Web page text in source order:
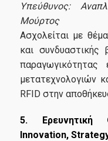
Υπεύθυνος:
Μούρτος
Ασχολείται με
και συνδυαστικής
παραγωγικότητας
μετατεχνολογιών
RFID στην
5.
Innovation,